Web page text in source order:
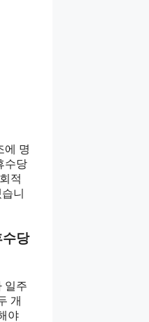
에 명
수당
적
니
수당
일주
개
야